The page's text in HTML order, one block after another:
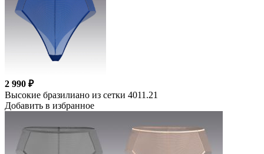
2 990 ₽
Высокие бразилиано из сетки 4011.21
Добавить в избранное